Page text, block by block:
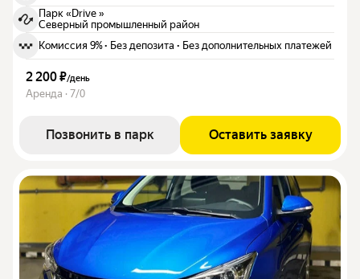
Парк «Drive »
Северный промышленный район
Комиссия 9%· Без депозита · Без дополнительных платежей
2 200 ₽/день
Аренда · 7/0
Позвонить в парк Оставить заявку